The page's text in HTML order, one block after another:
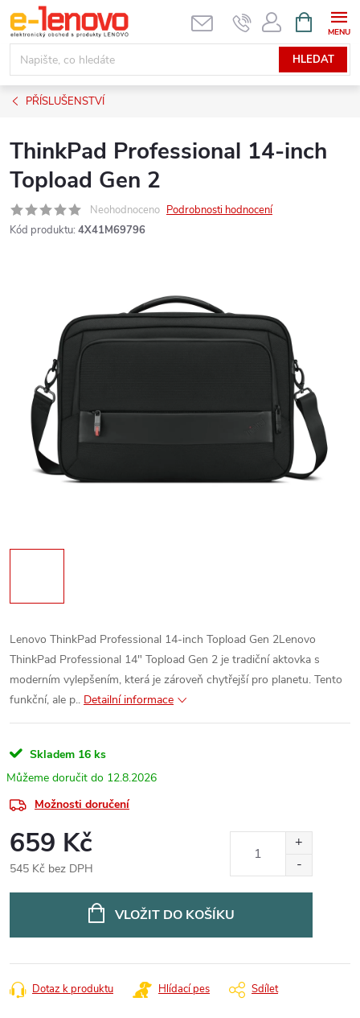
Přejít
na
obsah
HLEDAT
NÁKUPNÍ
KOŠÍK
PŘÍSLUŠENSTVÍ
ThinkPad Professional 14-inch
Topload Gen 2
Neohodnoceno Podrobnosti hodnocení
Kód produktu: 4X41M69796
Lenovo ThinkPad Professional 14-inch Topload Gen 2Lenovo
ThinkPad Professional 14" Topload Gen 2 je tradiční aktovka s
moderním vylepšením, která je zároveň chytřejší pro planetu. Tento
funkční, ale p.. Detailní informace
Skladem 16 ks
12.8.2026
Možnosti doručení
659 Kč
545 Kč bez DPH
VLOŽIT DO KOŠÍKU
Dotaz k produktu Hlídací pes Sdílet